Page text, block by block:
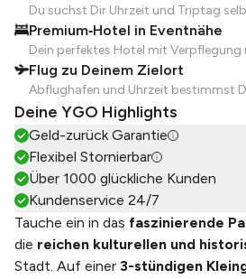
Du suchst Dir Uhrzeit und Triptag
Premium‑Hotel in Eventnähe
Dein perfektes Hotel mit Verpflegung
Flug zu Deinem Zielort
Abflughafen und Uhrzeit bestimmst
Deine YGO Highlights
Geld-zurück Garantie
Flexibel Stornierbar
Über 1000 glückliche Kunden
Kundenservice 24/7
Tauche ein in das faszinierende
die reichen kulturellen und
Stadt. Auf einer 3-stündigen